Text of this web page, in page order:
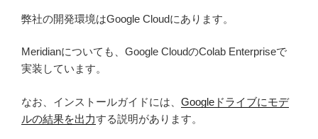
弊社の開発環境はGoogle Cloudにあります。
Meridianについても、Google CloudのColab Enterpriseで
実装しています。
なお、インストールガイドには、 Googleドライブにモデ
ルの結果を出力する説明があります。